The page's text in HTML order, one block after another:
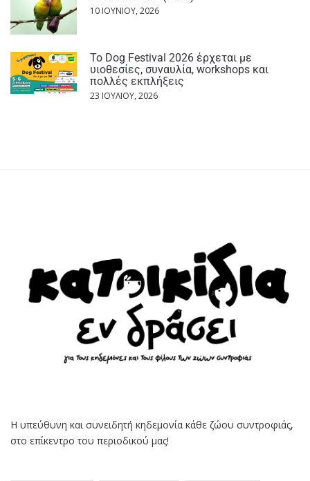
10 ΙΟΥΝΊΟΥ, 2026
Το Dog Festival 2026 έρχεται με
υιοθεσίες, συναυλία, workshops και
πολλές εκπλήξεις
23 ΙΟΥΛΊΟΥ, 2026
Η υπεύθυνη και συνειδητή κηδεμονία κάθε ζώου συντροφιάς,
στο επίκεντρο του περιοδικού μας!